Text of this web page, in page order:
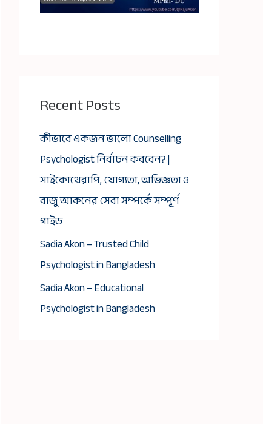
Recent Posts
কীভাবে একজন ভালো Counselling
Psychologist নির্বাচন করবেন? |
সাইকোথেরাপি, যোগ্যতা, অভিজ্ঞতা ও
রাজু আকনের সেবা সম্পর্কে সম্পূর্ণ
গাইড
Sadia Akon – Trusted Child
Psychologist in Bangladesh
Sadia Akon – Educational
Psychologist in Bangladesh